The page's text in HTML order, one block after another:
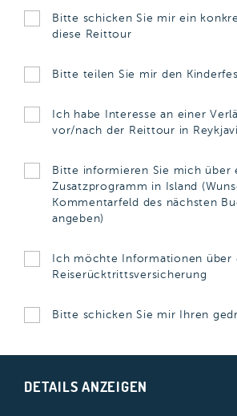
Bitte schicken Sie mir ein
diese Reittour
Bitte teilen Sie mir den
Ich habe Interesse an einer
vor/nach der Reittour in
Bitte informieren Sie mich über
Zusatzprogramm in Island
Kommentarfeld des nächsten
angeben)
Ich möchte Informationen über
Reiserücktrittsversicherung
Bitte schicken Sie mir Ihren
DETAILS ANZEIGEN